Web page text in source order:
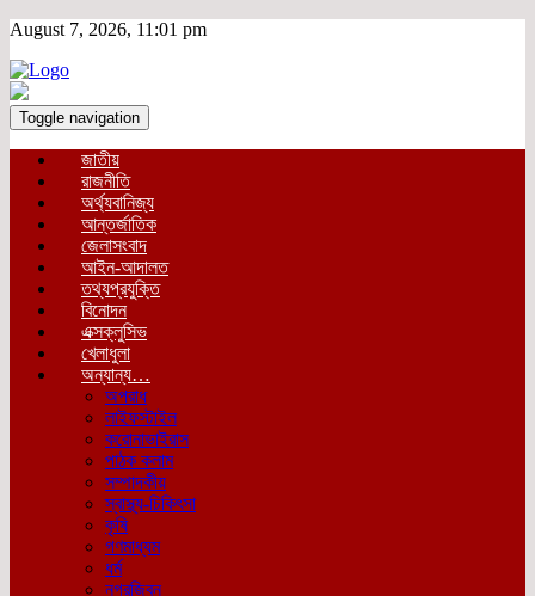
August 7, 2026, 11:01 pm
Toggle navigation
জাতীয়
রাজনীতি
অর্থ্যবানিজ্য
আন্তর্জাতিক
জেলাসংবাদ
আইন-আদালত
তথ্যপ্রযুক্তি
বিনোদন
এক্সক্লুসিভ
খেলাধুলা
অন্যান্য…
অপরাধ
লাইফস্টাইল
করোনাভাইরাস
পাঠক কলাম
সম্পাদকীয়
স্বাস্থ্য-চিকিৎসা
কৃষি
গণমাধ্যম
ধর্ম
নগরজিবন